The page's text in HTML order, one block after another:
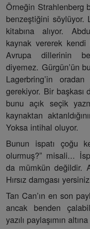
Örneğin Strahlenberg
benzeştiğini söylüyor.
kitabına alıyor.
kaynak vererek kendi
Avrupa dillerinin
diyemez. Gürgün’ün
Lagerbring’in
gerekiyor. Bir başkası
bunu açık seçik
kaynaktan
Yoksa intihal oluyor.
Bunun ispatı çoğu
olurmuş?” misali...
da mümkün değildir.
Hırsız damgası
Tan Can’ın en son
ancak benden
yazılı paylaşımın